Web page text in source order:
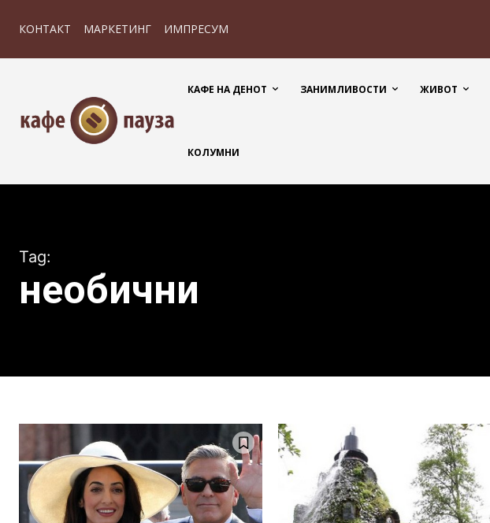
КОНТАКТ МАРКЕТИНГ ИМПРЕСУМ
КАФЕ НА ДЕНОТ ЗАНИМЛИВОСТИ ЖИВОТ
КОЛУМНИ
Tag:
необични